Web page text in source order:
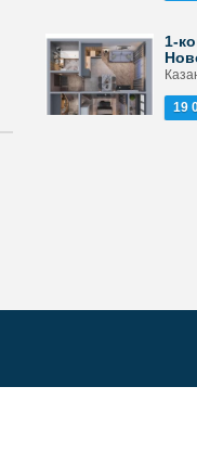
1-
19